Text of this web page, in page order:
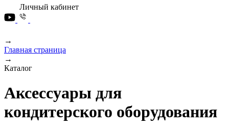
Личный кабинет
→
Главная страница
→
Каталог
Аксессуары для
кондитерского оборудования